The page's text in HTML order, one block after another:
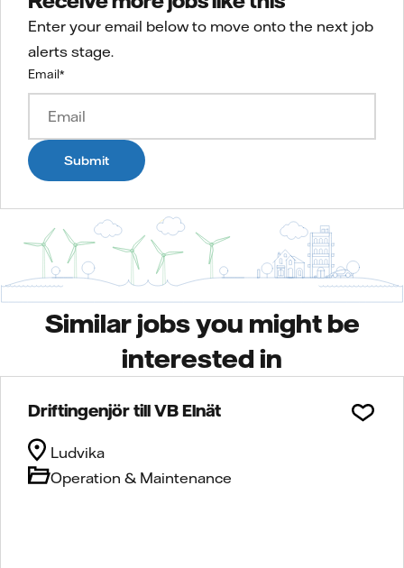
Enter your email below to move onto the next job
alerts stage.
Email*
Submit
Similar jobs you might be
interested in
Driftingenjör till VB Elnät
Operation & Maintenance
Ludvika